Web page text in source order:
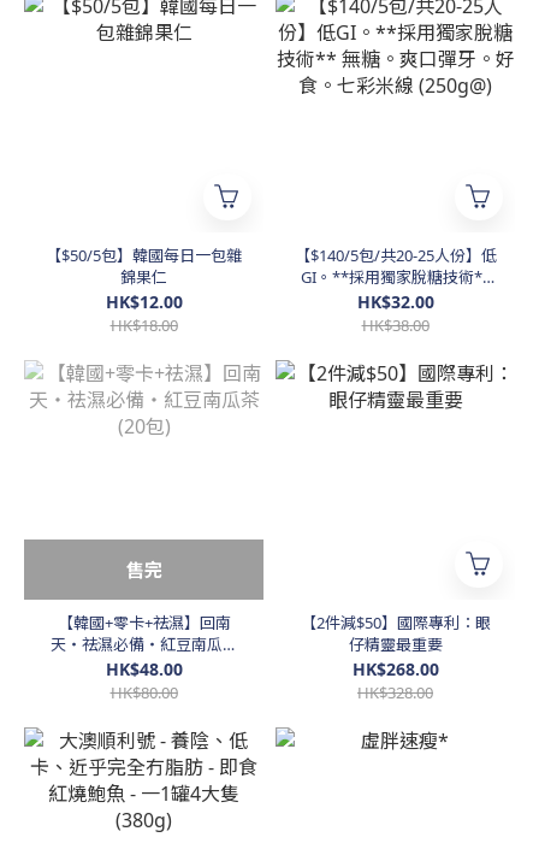
【$50/5包】韓國每日一包雜
錦果仁
HK$12.00
HK$18.00
【$140/5包/共20-25人份】低
GI。**採用獨家脫糖技術**
無糖。爽口彈牙。好食。七彩
米線 (250g@)
HK$32.00
HK$38.00
售完
【韓國+零卡+祛濕】回南
天・祛濕必備・紅豆南瓜茶
(20包)
HK$48.00
HK$80.00
【2件減$50】國際專利：眼
仔精靈最重要
HK$268.00
HK$328.00